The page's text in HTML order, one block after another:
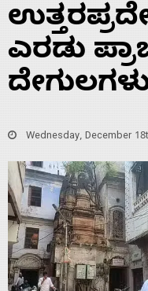
ಎರಡು
Wednesday, December